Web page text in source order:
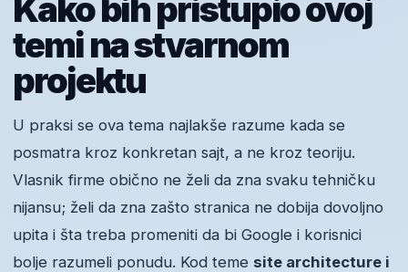
Kako bih pristupio ovoj
temi na stvarnom
projektu
U praksi se ova tema najlakše razume kada se
posmatra kroz konkretan sajt, a ne kroz teoriju.
Vlasnik firme obično ne želi da zna svaku tehničku
nijansu; želi da zna zašto stranica ne dobija dovoljno
upita i šta treba promeniti da bi Google i korisnici
bolje razumeli ponudu. Kod teme site architecture i